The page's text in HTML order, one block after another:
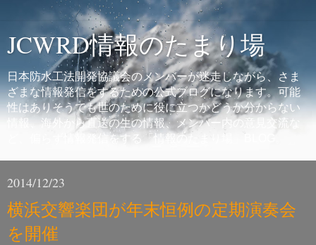
JCWRD情報のたまり場
日本防水工法開発協議会のメンバーが迷走しながら、さま
ざまな情報発信をするための公式ブログになります。可能
性はありそうでも世のために役に立つかどうか分からない
情報、海外から直送の生の情報、メンバー内の意見交流な
ど、偏らず情報発信をする「情報のたまり場」BLOG。
2014/12/23
横浜交響楽団が年末恒例の定期演奏会
を開催